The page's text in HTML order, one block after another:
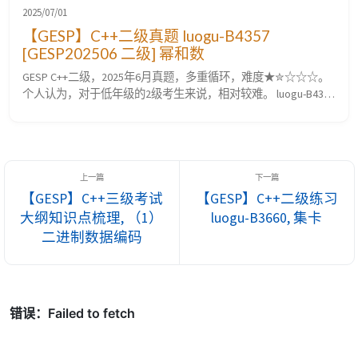
二级考点系列： 【GESP】C++二级考试大纲知识点梳理, （1）
计算机存...
2025/07/01
【GESP】C++二级真题 luogu-B4357
[GESP202506 二级] 幂和数
GESP C++二级，2025年6月真题，多重循环，难度★✮☆☆☆。
个人认为，对于低年级的2级考生来说，相对较难。 luogu-B4357
【GESP】C++三级考试
大纲知识点梳理, （1）
二进制数据编码
【GESP】C++二级练习
luogu-B3660, 集卡